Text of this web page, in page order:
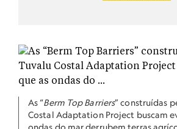
As “Berm Top Barriers” construídas
Costal Adaptation Project buscam
ondas do mar derrubem terras